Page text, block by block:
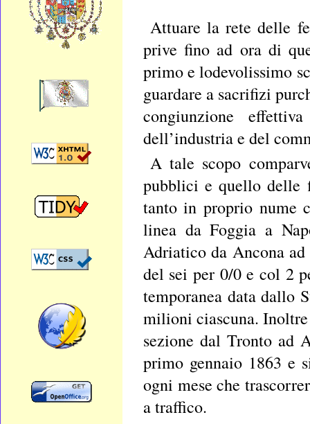
Attuare la rete delle
prive fino ad ora di
primo e lodevolissimo
guardare a sacrifizi
congiunzione
dell’industria e del
A tale scopo
pubblici e quello delle
tanto in proprio nume
linea da Foggia a
Adriatico da Ancona
del sei per 0/0 e col 2
temporanea data
milioni ciascuna.
sezione dal Tronto ad
primo gennaio 1863 e
ogni mese che
a traffico.